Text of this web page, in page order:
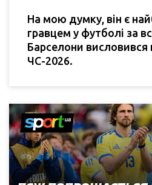
На мою думку, він є
гравцем у футболі за
Барселони висловився
ЧС-2026.